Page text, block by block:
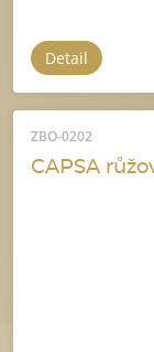
Detail
ZBO-0202
CAPSA